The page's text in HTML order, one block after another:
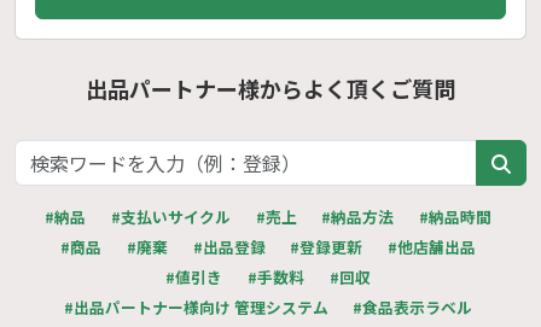
出品パートナー様からよく頂くご質問
#納品 #支払いサイクル #売上 #納品方法
#納品時間
#商品
#廃棄 #出品登録 #登録更新
#他店舗出品
#値引き
#手数料
#回収
#出品パートナー様向け 管理システム
#食品表示ラベル